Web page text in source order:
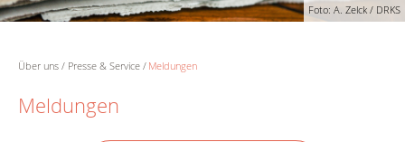
Foto: A. Zelck / DRKS
Über uns Presse & Service Meldungen
Meldungen